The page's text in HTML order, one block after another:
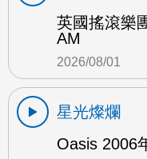
英國搖滾樂
AM
2026/08/01
星光燦爛
Oasis 2006